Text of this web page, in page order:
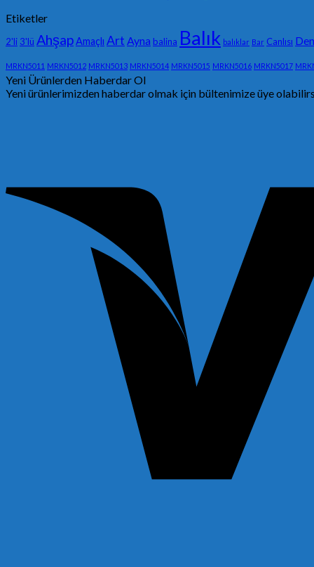
Etiketler
2'li 3'lü AhşapAmaçlı Art Ayna balina Balık balıklar Bar Canlısı
MRKN5011 MRKN5012 MRKN5013 MRKN5014 MRKN5015 MRKN5016 MRKN5017
Yeni Ürünlerden Haberdar Ol
Yeni ürünlerimizden haberdar olmak için bültenimize üye